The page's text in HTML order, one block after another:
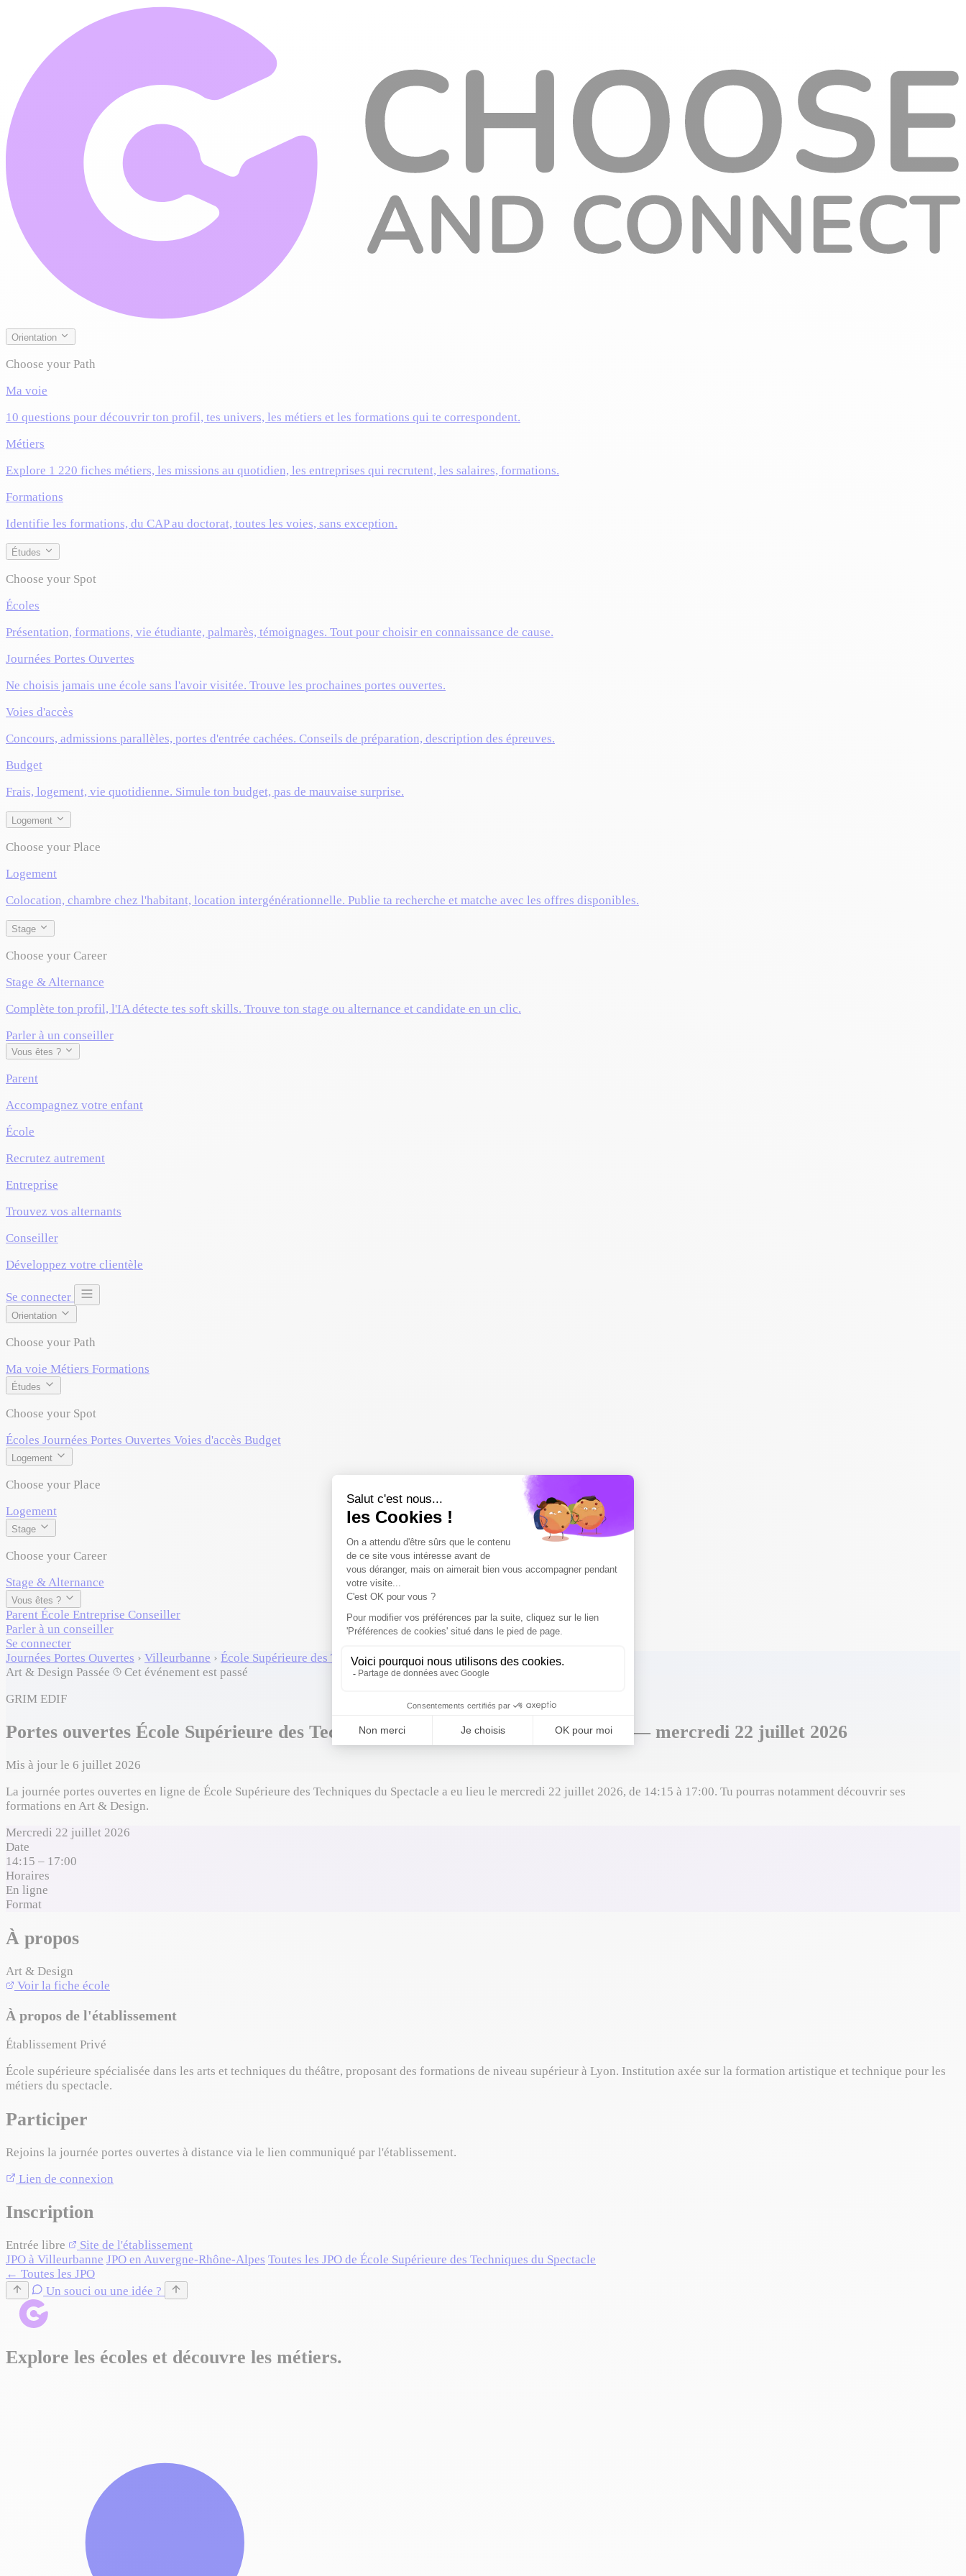
Orientation
Choose your Path
Ma voie
10 questions pour découvrir ton profil, tes univers, les métiers et les formations qui te correspondent.
Métiers
Explore 1 220 fiches métiers, les missions au quotidien, les entreprises qui recrutent, les salaires, formations.
Formations
Identifie les formations, du CAP au doctorat, toutes les voies, sans exception.
Études
Choose your Spot
Écoles
Présentation, formations, vie étudiante, palmarès, témoignages. Tout pour choisir en connaissance de cause.
Journées Portes Ouvertes
Ne choisis jamais une école sans l'avoir visitée. Trouve les prochaines portes ouvertes.
Voies d'accès
Concours, admissions parallèles, portes d'entrée cachées. Conseils de préparation, description des épreuves.
Budget
Frais, logement, vie quotidienne. Simule ton budget, pas de mauvaise surprise.
Logement
Choose your Place
Logement
Colocation, chambre chez l'habitant, location intergénérationnelle. Publie ta recherche et matche avec les offres disponibles.
Stage
Choose your Career
Stage & Alternance
Complète ton profil, l'IA détecte tes soft skills. Trouve ton stage ou alternance et candidate en un clic.
Parler à un conseiller
Vous êtes ?
Parent
Accompagnez votre enfant
École
Recrutez autrement
Entreprise
Trouvez vos alternants
Conseiller
Développez votre clientèle
Se connecter
Orientation
Choose your Path
Ma voie Métiers Formations
Études
Choose your Spot
Écoles Journées Portes Ouvertes Voies d'accès Budget
Logement
Choose your Place
Logement
Stage
Choose your Career
Stage & Alternance
Vous êtes ?
Parent École Entreprise Conseiller
Parler à un conseiller
Se connecter
Journées Portes Ouvertes › Villeurbanne › École Supérieure des Techniques du Spectacle › Mercredi 22 juillet
Art & Design Passée
Cet événement est passé
GRIM EDIF
Portes ouvertes École Supérieure des Techniques du Spectacle à Villeurbanne — mercredi 22 juillet 2026
Mis à jour le 6 juillet 2026
La journée portes ouvertes en ligne de École Supérieure des Techniques du Spectacle a eu lieu le mercredi 22 juillet 2026, de 14:15 à 17:00. Tu pourras notamment découvrir ses
formations en Art & Design.
Mercredi 22 juillet 2026
Date
14:15 – 17:00
Horaires
En ligne
Format
À propos
Art & Design
Voir la fiche école
À propos de l'établissement
Établissement Privé
École supérieure spécialisée dans les arts et techniques du théâtre, proposant des formations de niveau supérieur à Lyon. Institution axée sur la formation artistique et technique pour les
métiers du spectacle.
Participer
Rejoins la journée portes ouvertes à distance via le lien communiqué par l'établissement.
Lien de connexion
Inscription
Entrée libre
Site de l'établissement
JPO à Villeurbanne JPO en Auvergne-Rhône-Alpes Toutes les JPO de École Supérieure des Techniques du Spectacle
← Toutes les JPO
Un souci ou une idée ?
Explore les écoles et découvre les métiers.